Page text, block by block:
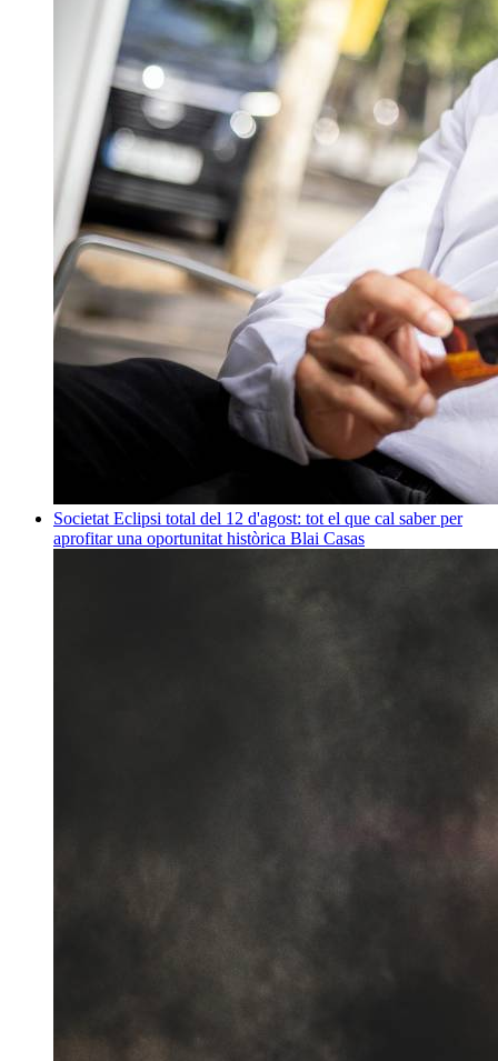
Societat Eclipsi total del 12 d'agost: tot el que cal saber per
aprofitar una oportunitat històrica Blai Casas